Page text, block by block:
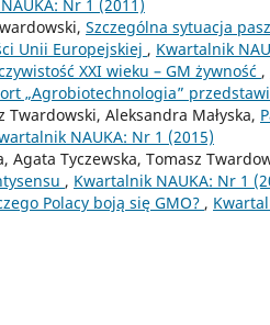
Nr 1 (2011)
Szczególna sytuacja
Unii Europejskiej , Kwartalnik
XXI wieku – GM żywność ,
„Agrobiotechnologia”
Twardowski, Aleksandra Małyska,
NAUKA: Nr 1 (2015)
Agata Tyczewska, Tomasz
, Kwartalnik NAUKA: Nr 1
Polacy boją się GMO? ,